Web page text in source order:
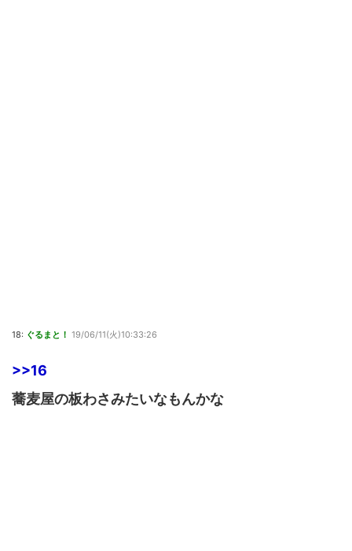
18: ぐるまと！ 19/06/11(火)10:33:26
>>16
蕎麦屋の板わさみたいなもんかな